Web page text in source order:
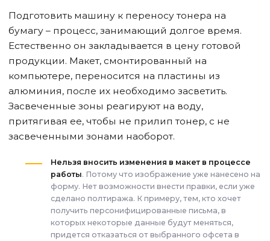
Подготовить машину к переносу тонера на
бумагу – процесс, занимающий долгое время.
Естественно он закладывается в цену готовой
продукции. Макет, смонтированный на
компьютере, переносится на пластины из
алюминия, после их необходимо засветить.
Засвеченные зоны реагируют на воду,
притягивая ее, чтобы не прилип тонер, с не
засвеченными зонами наоборот.
Нельзя вносить изменения в макет в процессе
работы. Потому что изображение уже нанесено на
форму. Нет возможности внести правки, если уже
сделано полтиража. К примеру, тем, кто хочет
получить персонифицированные письма, в
которых некоторые данные будут меняться,
придется отказаться от выбранного офсета в